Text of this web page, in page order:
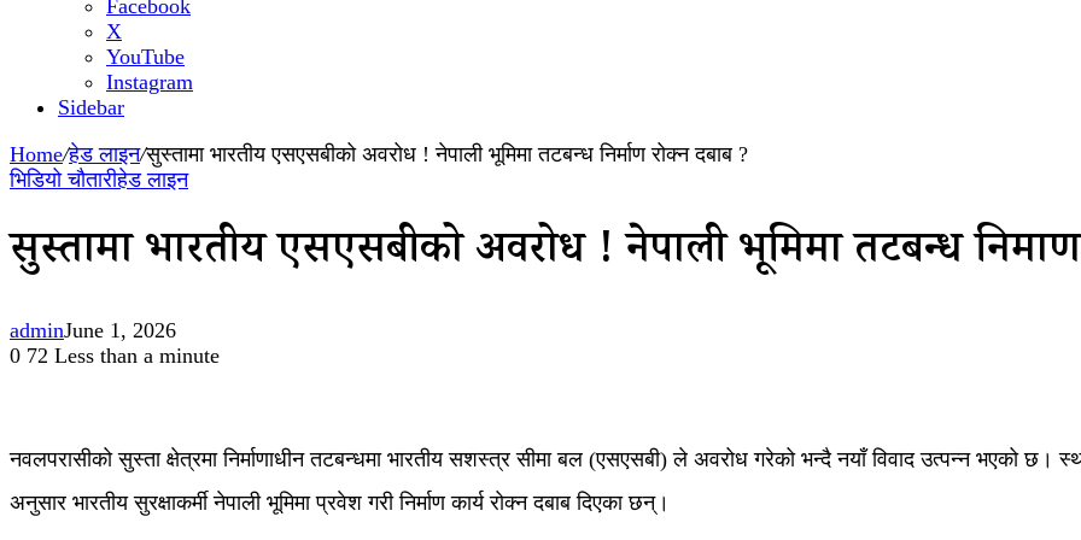
Facebook
X
YouTube
Instagram
Sidebar
Home/हेड लाइन/सुस्तामा भारतीय एसएसबीको अवरोध ! नेपाली भूमिमा तटबन्ध निर्माण रोक्न दबाब ?
भिडियो चौतारीहेड लाइन
सुस्तामा भारतीय एसएसबीको अवरोध ! नेपाली भूमिमा तटबन्ध
adminJune 1, 2026
0 72 Less than a minute
नवलपरासीको सुस्ता क्षेत्रमा निर्माणाधीन तटबन्धमा भारतीय सशस्त्र सीमा बल (एसएसबी) ले अवरोध गरेको भन्दै नयाँ विवाद उत्पन्न भएको छ।
अनुसार भारतीय सुरक्षाकर्मी नेपाली भूमिमा प्रवेश गरी निर्माण कार्य रोक्न दबाब दिएका छन्।